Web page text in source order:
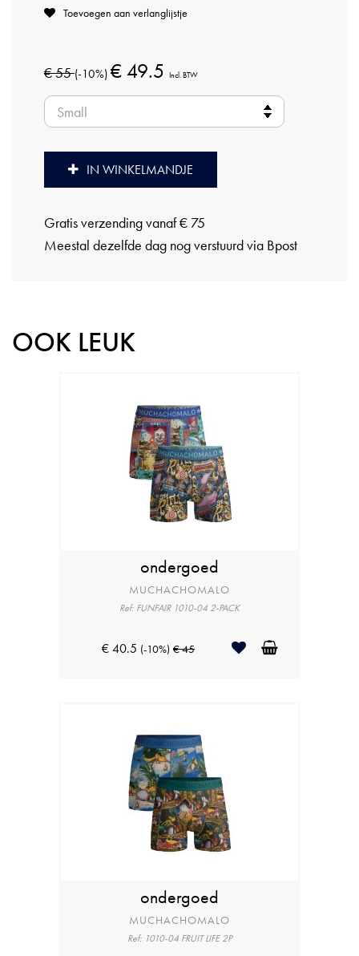
Toevoegen aan verlanglijstje
€ 55(-10%) € 49.5 Incl. BTW
IN WINKELMANDJE
Gratis verzending vanaf € 75
Meestal dezelfde dag nog verstuurd via Bpost
OOK LEUK
ondergoed
MUCHACHOMALO
Ref: FUNFAIR 1010-04 2-PACK
€ 40.5 (-10%) € 45
ondergoed
MUCHACHOMALO
Ref: 1010-04 FRUIT LIFE 2P